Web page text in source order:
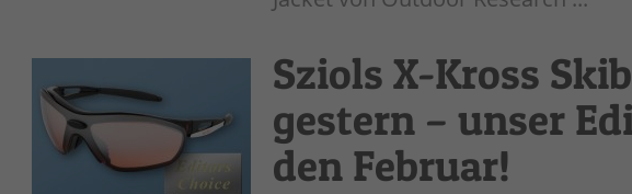
Sziols X-Kross
gestern – unser
den Februar!